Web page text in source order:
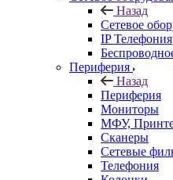
Назад
Сетевое
IP Телефония
Периферия
Назад
Периферия
Мониторы
МФУ,
Сканеры
Сетевые
Телефония